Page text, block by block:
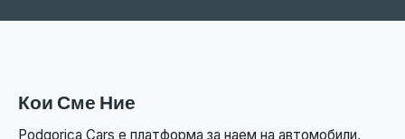
Кои Сме Ние
Podgorica Cars е платформа за наем на автомобили,